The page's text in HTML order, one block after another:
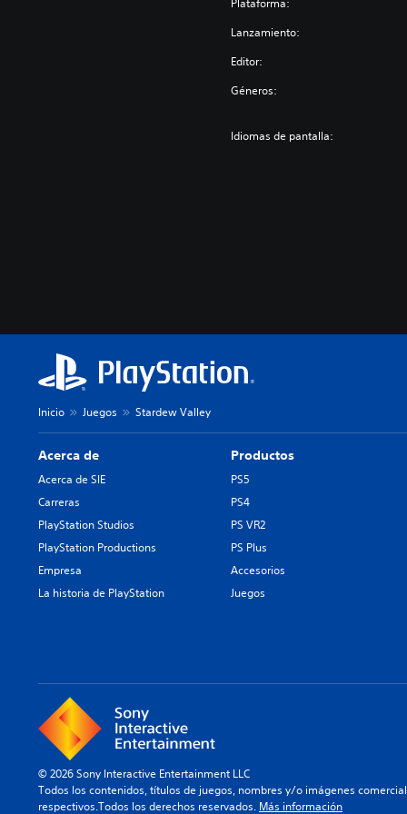
Lanzamiento:
Editor:
Géneros:
Idiomas de pantalla:
Inicio Juegos Stardew Valley
Acerca de
Acerca de SIE
Carreras
PlayStation Studios
PlayStation Productions
Empresa
La historia de PlayStation
Productos
PS5
PS4
PS VR2
PS Plus
Accesorios
Juegos
© 2026 Sony Interactive Entertainment LLC
Todos los contenidos, títulos de juegos, nombres y/o imágenes
respectivos.Todos los derechos reservados. Más información